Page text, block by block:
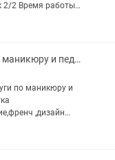
( кульджинский
Выезд на дом по маникюру и педикюру
по маникюру и
,дизайн